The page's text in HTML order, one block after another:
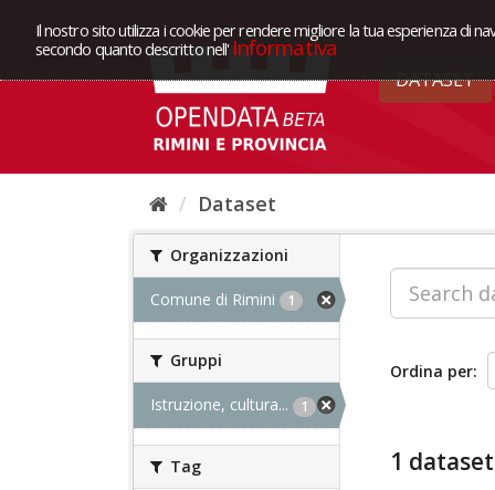
Il nostro sito utilizza i cookie per rendere migliore la tua esperienza di
secondo quanto descritto nell' Informativa
DATASET
Dataset
Organizzazioni
Comune di Rimini 1
Gruppi
Istruzione, cultura... 1
Tag
Ordina per
1